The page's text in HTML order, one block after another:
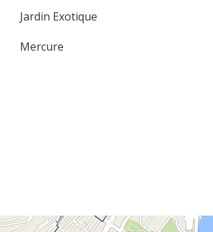
Jardin Exotique
Mercure